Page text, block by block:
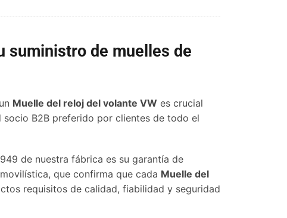
suministro de muelles de
Muelle del reloj del volante VW es crucial
socio B2B preferido por clientes de todo el
de nuestra fábrica es su garantía de
que confirma que cada Muelle del
requisitos de calidad, fiabilidad y seguridad